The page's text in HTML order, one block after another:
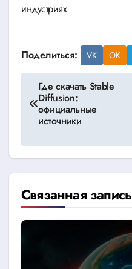
индустриях.
Поделиться: VK OK
Навигация
по
записям
Где скачать Stable
Diffusion:
официальные
источники
Связанная запись